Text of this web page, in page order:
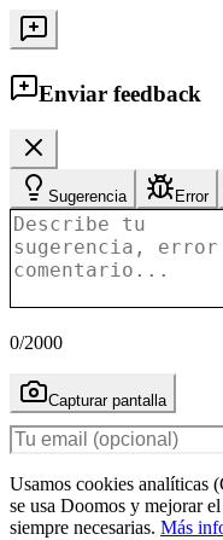
Enviar feedback
Sugerencia Error
0/2000
Capturar pantalla
Usamos cookies analíticas
se usa Doomos y mejorar
siempre necesarias. Más